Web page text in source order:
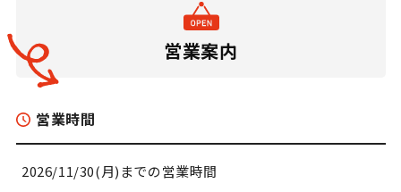
営業案内
営業時間
2026/11/30(月)までの営業時間